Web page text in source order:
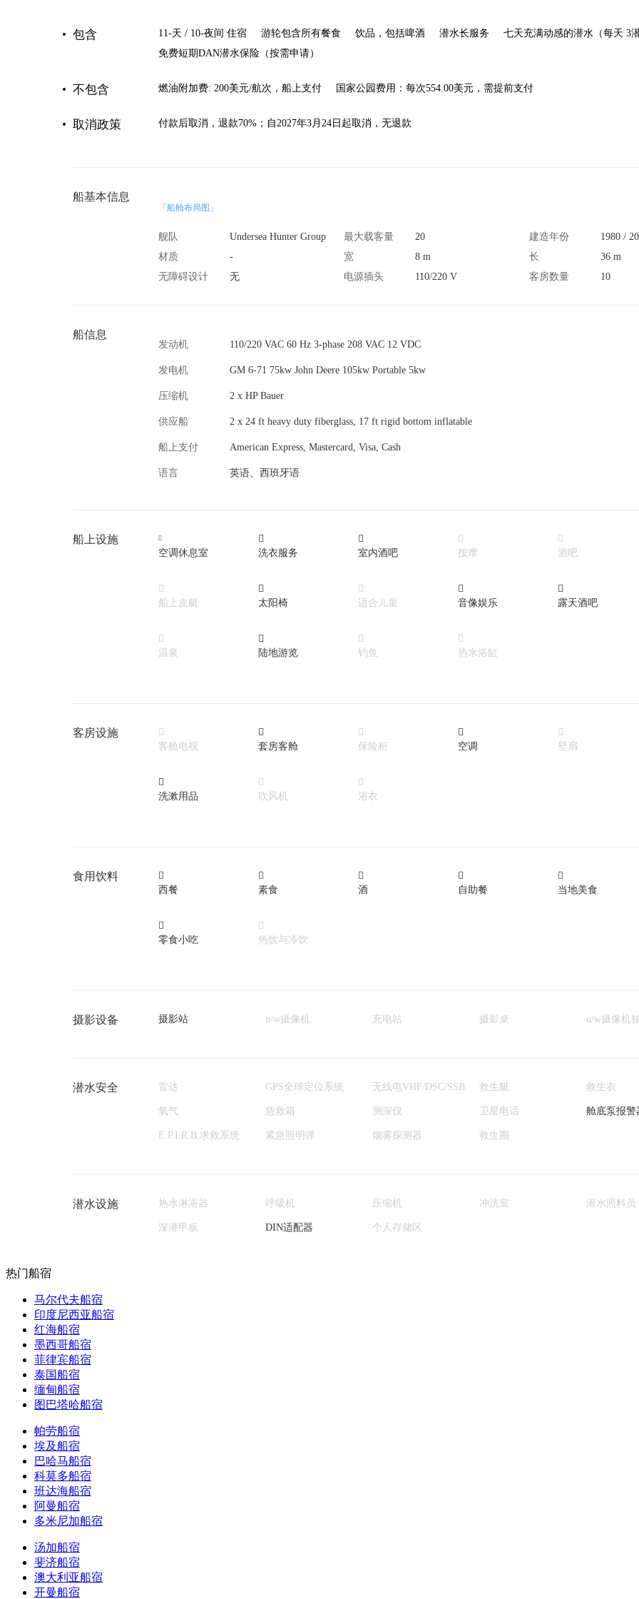
包含 11-天 / 10-夜间 住宿 游轮包含所有餐食 饮品，包括啤酒 潜水长服务 七天充满动感的潜水（每天 3潜
免费短期DAN潜水保险（按需申请）
不包含 燃油附加费: 200美元/航次，船上支付 国家公园费用：每次554.00美元，需提前支付
取消政策 付款后取消，退款70%；自2027年3月24日起取消，无退款
船基本信息
「船舱布局图」
舰队 Undersea Hunter Group 最大载客量 20 建造年份
1980 /
材质
- 宽 8 m 长
36 m
无障碍设计
无 电源插头 110/220 V 客房数量 10
船信息
发动机 110/220 VAC 60 Hz 3-phase 208 VAC 12 VDC
发电机 GM 6-71 75kw John Deere 105kw Portable 5kw
压缩机 2 x HP Bauer
供应船 2 х 24 ft heavy duty fiberglass, 17 ft rigid bottom inflatable
船上支付 American Express, Mastercard, Visa, Cash
语言 英语、西班牙语
船上设施 
空调休息室

洗衣服务

室内酒吧

按摩

酒吧

船上皮艇

太阳椅

适合儿童

音像娱乐

露天酒吧

温泉

陆地游览

钓鱼

热水浴缸
客房设施

客舱电视

套房客舱

保险柜

空调

壁扇

洗漱用品

吹风机

浴衣
食用饮料

西餐

素食

酒

自助餐

当地美食

零食小吃

热饮与冷饮
摄影设备 摄影站 u/w摄像机 充电站 摄影桌 u/w摄像机
潜水安全 雷达 GPS全球定位系统 无线电VHF/DSC/SSB 救生艇 救生衣
氧气 急救箱 测深仪 卫星电话 舱底泵报警
E.P.I.R.B.求救系统 紧急照明弹 烟雾探测器 救生圈
潜水设施 热水淋浴器 呼吸机 压缩机 冲洗室 潜水照料员
深潜甲板 DIN适配器 个人存储区
热门船宿
马尔代夫船宿
印度尼西亚船宿
红海船宿
墨西哥船宿
菲律宾船宿
泰国船宿
缅甸船宿
图巴塔哈船宿
帕劳船宿
埃及船宿
巴哈马船宿
科莫多船宿
班达海船宿
阿曼船宿
多米尼加船宿
汤加船宿
斐济船宿
澳大利亚船宿
开曼船宿